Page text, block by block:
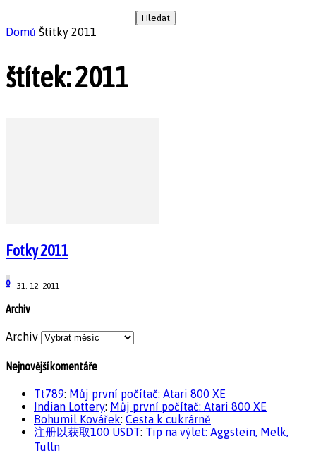
Domů Štítky 2011
štítek: 2011
Fotky 2011
31. 12. 2011
0
Archiv
Archiv
Nejnovější komentáře
Tt789: Můj první počítač: Atari 800 XE
Indian Lottery: Můj první počítač: Atari 800 XE
Bohumil Kovářek: Cesta k cukrárně
注册以获取100 USDT: Tip na výlet: Aggstein, Melk,
Tulln